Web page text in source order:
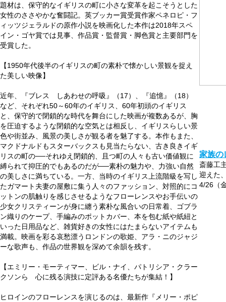
題材は、保守的なイギリスの町に小さな変革を起こそうとした
女性のささやかな奮闘記。英ブッカー賞受賞作家ペネロピ・フ
ィッツジェラルドの原作小説を映画化した本作は2018年スペ
イン・ゴヤ賞では見事、作品賞・監督賞・脚色賞と主要部門を
受賞した。
【1950年代後半のイギリスの町の素朴で懐かしい景観を捉え
た美しい映像】
近年、『ブレス しあわせの呼吸』（17）、『追憶』（18）
など、それぞれ50～60年のイギリス、60年初頭のイギリス
と、保守的で閉鎖的な時代を舞台にした映画が複数あるが、胸
を圧迫するような閉鎖的な空気とは相反し、イギリスらしい景
色や街並み、風景の美しさが観る者を魅了する。本作もまた、
マクドナルドもスターバックスも見当たらない、古き良きイギ
リスの町の──それゆえ閉鎖的、且つ町の人々も古い価値観に
縛られて抑圧的でもあるのだが──素朴の魅力や、力強い自然
の美しさに満ちている。一方、当時のイギリス上流階級を写し
たガマート夫妻の屋敷に集う人々のファッション、対照的にコ
ットンの肌触りを感じさせるようなフローレンスやお手伝いの
少女クリスティーンが身に纏う素朴な風合いの日常着、ゴブラ
ン織りのケープ、手編みのポットカバー、本を包む紙や紙紐と
いった日用品など、雑貨好きの女性にはたまらないアイテムも
満載。映画を彩る哀愁漂うロンドンの歌姫、アラ・ニのジャジ
ーな歌声も、作品の世界観を深めて余韻を残す。
【エミリー・モーティマー、ビル・ナイ、パトリシア・クラー
クソンら 心に残る演技に定評ある名優たちが集結！】
ヒロインのフローレンスを演じるのは、最新作『メリー・ポピ
家族の
斎藤工
迎えた
4/26（